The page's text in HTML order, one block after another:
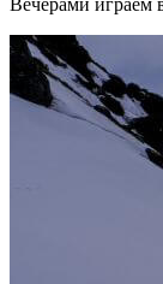
Вечерами играем